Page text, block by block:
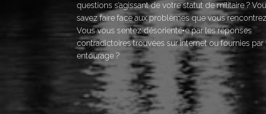
questions s’agissant de votre statut de militaire ?
savez faire face aux problèmes que vous
Vous vous sentez désorienté•e par les réponses
contradictoires trouvées sur internet ou fournies par
entourage ?